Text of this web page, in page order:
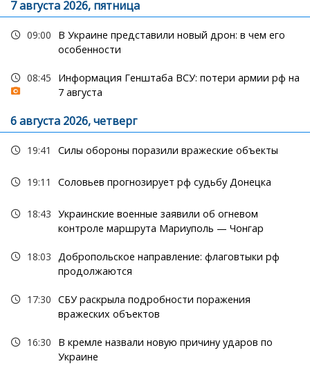
7 августа 2026, пятница
09:00
В Украине представили новый дрон: в чем его
особенности
08:45
Информация Генштаба ВСУ: потери армии рф на
7 августа
6 августа 2026, четверг
19:41 Силы обороны поразили вражеские объекты
19:11 Соловьев прогнозирует рф судьбу Донецка
18:43 Украинские военные заявили об огневом
контроле маршрута Мариуполь — Чонгар
18:03
Добропольское направление: флаговтыки рф
продолжаются
17:30 СБУ раскрыла подробности поражения
вражеских объектов
16:30
В кремле назвали новую причину ударов по
Украине